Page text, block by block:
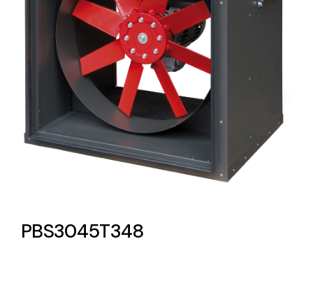
Lighting and Electrical
Equipment
Complete solutions in lighting and electrical
material for each project and need
Amplia gama de ventiladores y equipos de
PBS3045T348